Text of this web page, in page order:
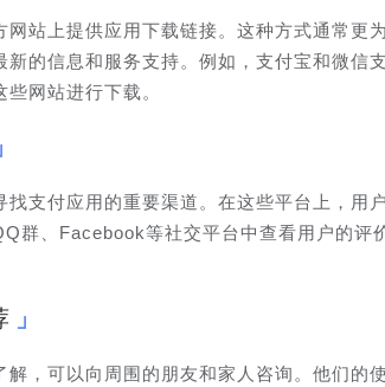
站上提供应用下载链接。这种方式通常更
的信息和服务支持。例如，支付宝和微信
网站进行下载。
支付应用的重要渠道。在这些平台上，用
群、Facebook等社交平台中查看用户的评
解，可以向周围的朋友和家人咨询。他们的